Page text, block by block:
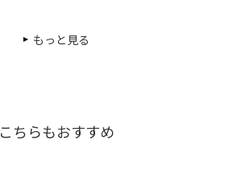
もっと見る
こちらもおすすめ